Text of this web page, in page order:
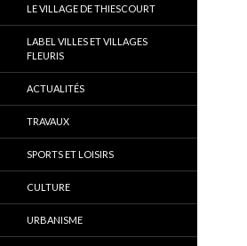
Thiescourt (Oise)
LE VILLAGE DE THIESCOURT
LABEL VILLES ET VILLAGES
FLEURIS
ACTUALITÉS
TRAVAUX
SPORTS ET LOISIRS
CULTURE
URBANISME